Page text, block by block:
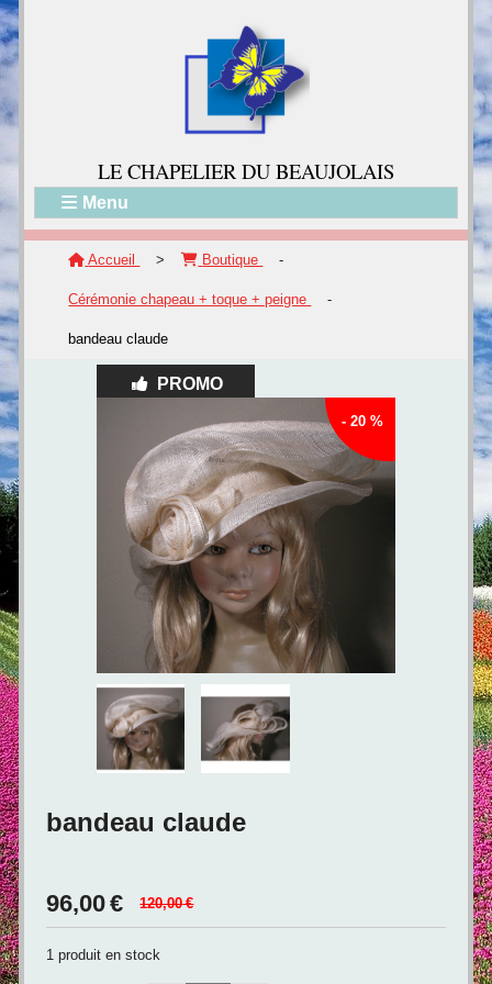
LE CHAPELIER DU BEAUJOLAIS
Menu
Accueil > Boutique -
Cérémonie chapeau + toque + peigne -
bandeau claude
PROMO
- 20 %
bandeau claude
96,00€ 120,00€
1 produit en stock